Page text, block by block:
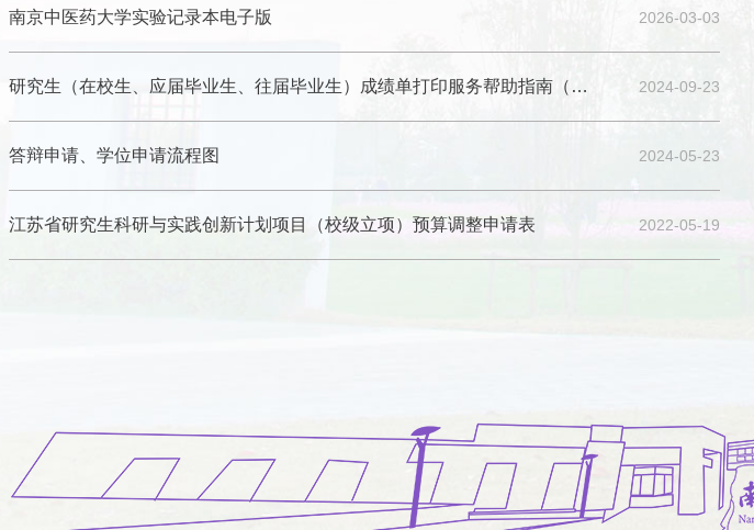
南京中医药大学实验记录本电子版 2026-03-03
研究生（在校生、应届毕业生、往届毕业生）成绩单打印服务帮助指南（20251202更新） 2024-09-23
答辩申请、学位申请流程图 2024-05-23
江苏省研究生科研与实践创新计划项目（校级立项）预算调整申请表 2022-05-19